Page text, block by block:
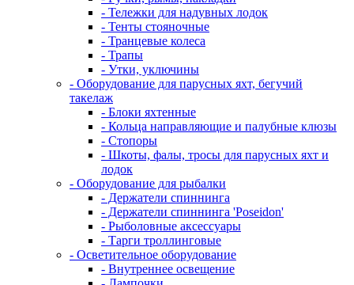
- Тележки для надувных лодок
- Тенты стояночные
- Транцевые колеса
- Трапы
- Утки, уключины
- Оборудование для парусных яхт, бегучий
такелаж
- Блоки яхтенные
- Кольца направляющие и палубные клюзы
- Стопоры
- Шкоты, фалы, тросы для парусных яхт и
лодок
- Оборудование для рыбалки
- Держатели спиннинга
- Держатели спиннинга 'Poseidon'
- Рыболовные аксессуары
- Тарги троллинговые
- Осветительное оборудование
- Внутреннее освещение